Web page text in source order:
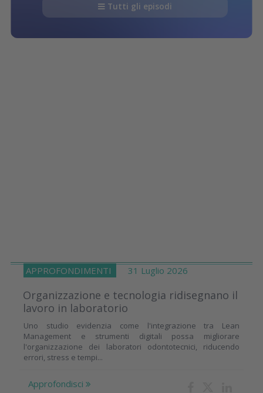
Tutti gli episodi
APPROFONDIMENTI 31 Luglio 2026
Organizzazione e tecnologia ridisegnano il
lavoro in laboratorio
Uno studio evidenzia come l'integrazione tra Lean
Management e strumenti digitali possa migliorare
l'organizzazione dei laboratori odontotecnici, riducendo
errori, stress e tempi...
Approfondisci